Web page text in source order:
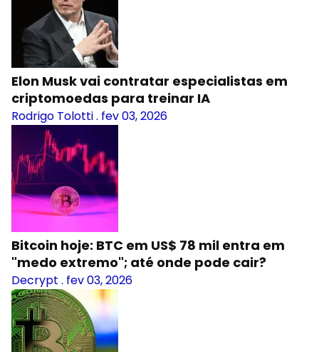
Elon Musk vai contratar especialistas em
criptomoedas para treinar IA
Rodrigo Tolotti. fev 03, 2026
Bitcoin hoje: BTC em US$ 78 mil entra em
"medo extremo"; até onde pode cair?
Decrypt . fev 03, 2026